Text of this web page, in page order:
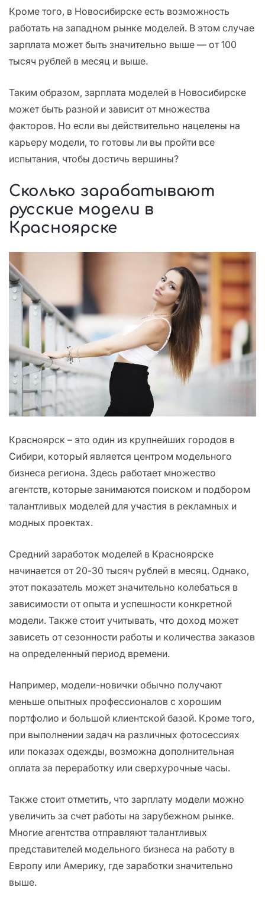
Кроме того, в Новосибирске есть возможность
работать на западном рынке моделей. В этом случае
зарплата может быть значительно выше — от 100
тысяч рублей в месяц и выше.
Таким образом, зарплата моделей в Новосибирске
может быть разной и зависит от множества
факторов. Но если вы действительно нацелены на
карьеру модели, то готовы ли вы пройти все
испытания, чтобы достичь вершины?
Сколько зарабатывают
русские модели в
Красноярске
Красноярск – это один из крупнейших городов в
Сибири, который является центром модельного
бизнеса региона. Здесь работает множество
агентств, которые занимаются поиском и подбором
талантливых моделей для участия в рекламных и
модных проектах.
Средний заработок моделей в Красноярске
начинается от 20-30 тысяч рублей в месяц. Однако,
этот показатель может значительно колебаться в
зависимости от опыта и успешности конкретной
модели. Также стоит учитывать, что доход может
зависеть от сезонности работы и количества заказов
на определенный период времени.
Например, модели-новички обычно получают
меньше опытных профессионалов с хорошим
портфолио и большой клиентской базой. Кроме того,
при выполнении задач на различных фотосессиях
или показах одежды, возможна дополнительная
оплата за переработку или сверхурочные часы.
Также стоит отметить, что зарплату модели можно
увеличить за счет работы на зарубежном рынке.
Многие агентства отправляют талантливых
представителей модельного бизнеса на работу в
Европу или Америку, где заработки значительно
выше.